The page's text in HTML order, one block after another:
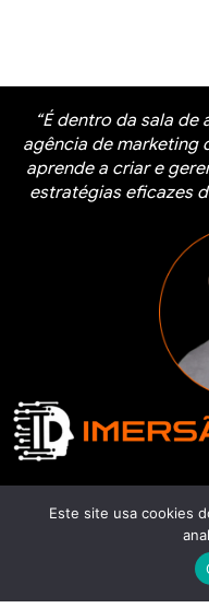
“É dentro da sala de
agência de marketing
aprende a criar e
estratégias eficazes
Saiba Mais
Este site usa cookies